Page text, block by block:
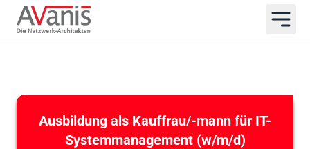
Ausbildung als Kauffrau/-mann für IT-
Systemmanagement (w/m/d)